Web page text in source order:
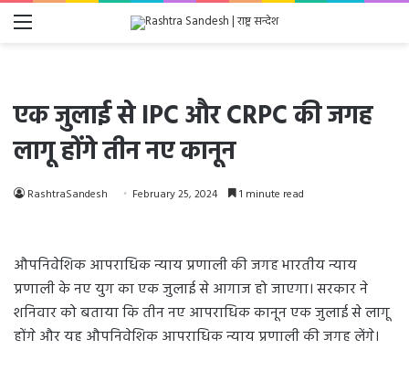
Menu
एक जुलाई से IPC और CRPC की जगह
लागू होंगे तीन नए कानून
RashtraSandesh February 25, 2024 1 minute read
औपनिवेशिक आपराधिक न्याय प्रणाली की जगह भारतीय न्याय
प्रणाली के नए युग का एक जुलाई से आगाज हो जाएगा। सरकार ने
शनिवार को बताया कि तीन नए आपराधिक कानून एक जुलाई से लागू
होंगे और यह औपनिवेशिक आपराधिक न्याय प्रणाली की जगह लेंगे।